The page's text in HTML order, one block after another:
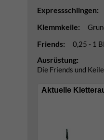
Expressschlingen:
Klemmkeile:
Friends: 0,25 - 1
Ausrüstung:
Die Friends und
Aktuelle